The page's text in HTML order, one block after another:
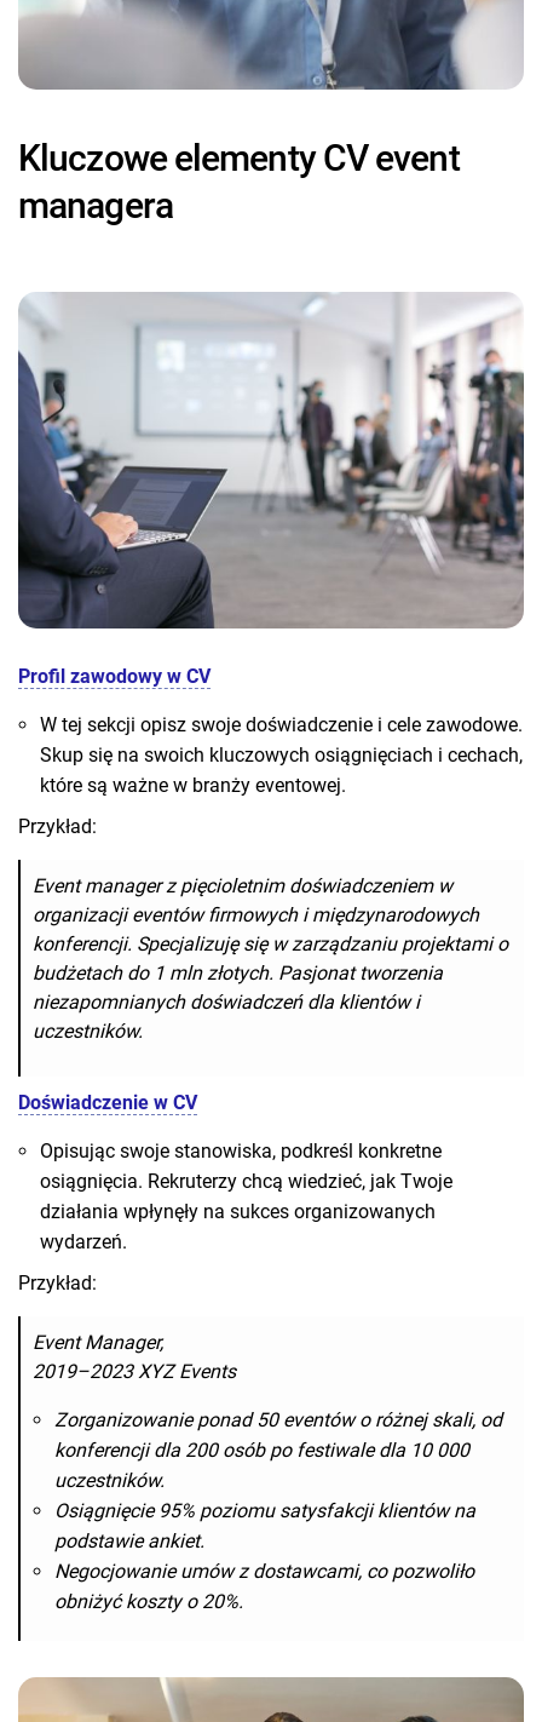
Kluczowe elementy CV event
managera
Profil zawodowy w CV
W tej sekcji opisz swoje doświadczenie i cele zawodowe.
Skup się na swoich kluczowych osiągnięciach i cechach,
które są ważne w branży eventowej.
Przykład:
Event manager z pięcioletnim doświadczeniem w
organizacji eventów firmowych i międzynarodowych
konferencji. Specjalizuję się w zarządzaniu projektami o
budżetach do 1 mln złotych. Pasjonat tworzenia
niezapomnianych doświadczeń dla klientów i
uczestników.
Doświadczenie w CV
Opisując swoje stanowiska, podkreśl konkretne
osiągnięcia. Rekruterzy chcą wiedzieć, jak Twoje
działania wpłynęły na sukces organizowanych
wydarzeń.
Przykład:
Event Manager,
2019–2023 XYZ Events
Zorganizowanie ponad 50 eventów o różnej skali, od
konferencji dla 200 osób po festiwale dla 10 000
uczestników.
Osiągnięcie 95% poziomu satysfakcji klientów na
podstawie ankiet.
Negocjowanie umów z dostawcami, co pozwoliło
obniżyć koszty o 20%.